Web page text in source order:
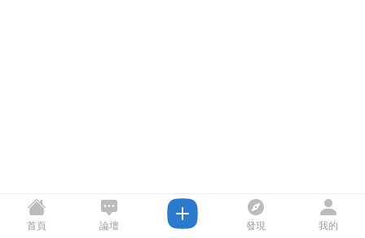
首頁 論壇 發現 我的